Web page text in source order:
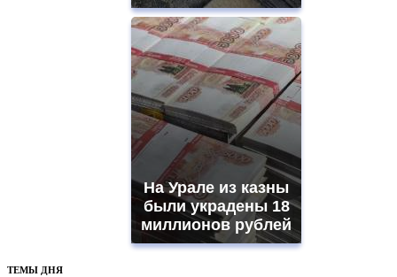
На Урале из казны
были украдены 18
миллионов рублей
ТЕМЫ ДНЯ